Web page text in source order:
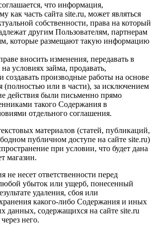
что информация,
как часть сайта site.ru, может являться
собственности, права на который
другим Пользователям, партнерам
которые размещают такую информацию
вносить изменения, передавать в
на условиях займа, продавать,
создавать производные работы на основе
(полностью или в части), за исключением
действия были письменно прямо
такого Содержания в
отдельного соглашения.
материалов (статей, публикаций,
публичном доступе на сайте site.ru)
при условии, что будет дана
магазин.
не несет ответственности перед
убыток или ущерб, понесенный
удаления, сбоя или
какого-либо Содержания и иных
данных, содержащихся на сайте site.ru
него.